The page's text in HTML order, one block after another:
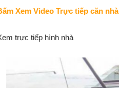
Xem Video Trực tiếp căn nhà
trực tiếp hình nhà